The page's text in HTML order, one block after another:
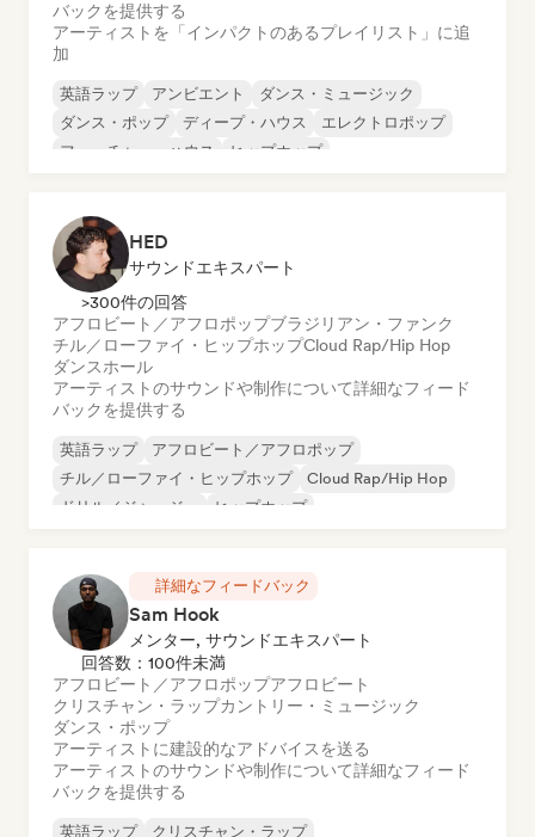
バックを提供する
アーティストを「インパクトのあるプレイリスト」に追
加
英語ラップ アンビエント
ダンス・ミュージック
ダンス・ポップ
ディープ・ハウス
エレクトロポップ
フューチャー・ハウス
ヒップホップ
HED
サウンドエキスパート
>300件の回答
アフロビート／アフロポップブラジリアン・ファンク
チル／ローファイ・ヒップホップCloud Rap/Hip Hop
ダンスホール
アーティストのサウンドや制作について詳細なフィード
バックを提供する
英語ラップ
アフロビート／アフロポップ
チル／ローファイ・ヒップホップ
Cloud Rap/Hip Hop
ドリル／ジャージー
ヒップホップ
詳細なフィードバック
Sam Hook
メンター, サウンドエキスパート
回答数：100件未満
アフロビート／アフロポップアフロビート
クリスチャン・ラップカントリー・ミュージック
ダンス・ポップ
アーティストに建設的なアドバイスを送る
アーティストのサウンドや制作について詳細なフィード
バックを提供する
英語ラップ
クリスチャン・ラップ